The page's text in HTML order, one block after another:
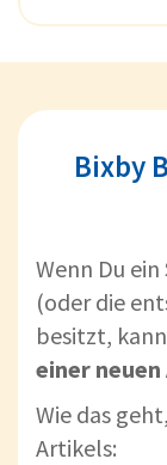
Bixby
Wenn Du ein
(oder die
besitzt,
einer neuen
Wie das
Artikels: